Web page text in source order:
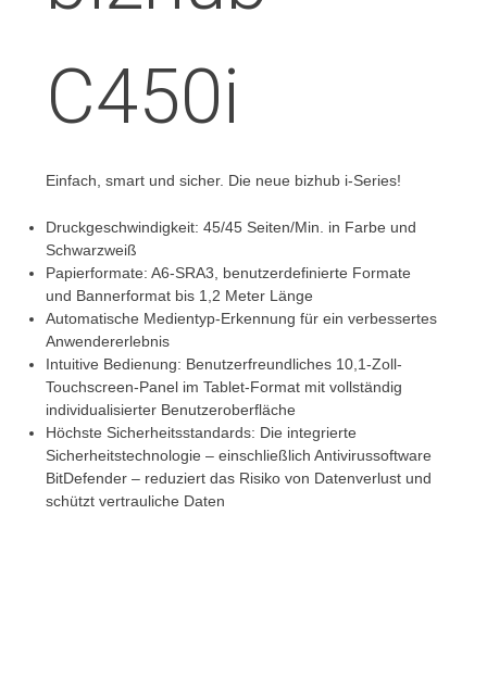
C450i
Einfach, smart und sicher. Die neue bizhub i-Series!
Druckgeschwindigkeit: 45/45 Seiten/Min. in Farbe und
Schwarzweiß
Papierformate: A6-SRA3, benutzerdefinierte Formate
und Bannerformat bis 1,2 Meter Länge
Automatische Medientyp-Erkennung für ein verbessertes
Anwendererlebnis
Intuitive Bedienung: Benutzerfreundliches 10,1-Zoll-
Touchscreen-Panel im Tablet-Format mit vollständig
individualisierter Benutzeroberfläche
Höchste Sicherheitsstandards: Die integrierte
Sicherheitstechnologie – einschließlich Antivirussoftware
BitDefender – reduziert das Risiko von Datenverlust und
schützt vertrauliche Daten